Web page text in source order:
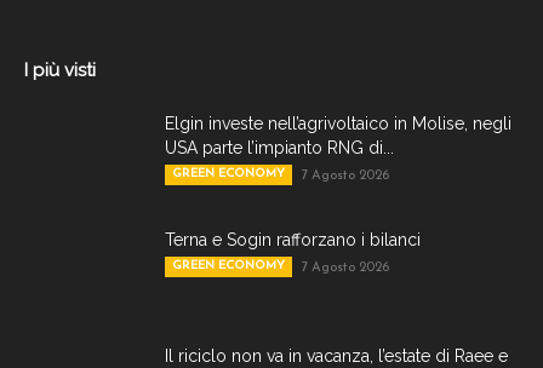
I più visti
Elgin investe nell’agrivoltaico in Molise, negli
USA parte l’impianto RNG di...
GREEN ECONOMY 7 Agosto 2026
Terna e Sogin rafforzano i bilanci
GREEN ECONOMY 7 Agosto 2026
Il riciclo non va in vacanza, l’estate di Raee e